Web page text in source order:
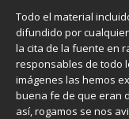
Todo el material
difundido por
la cita de la fuente en
responsables de todo
imágenes las hemos
buena fe de que eran
así, rogamos se nos